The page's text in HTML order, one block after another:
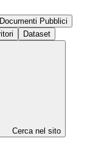
Documenti Pubblici
Dataset
Cerca nel sito